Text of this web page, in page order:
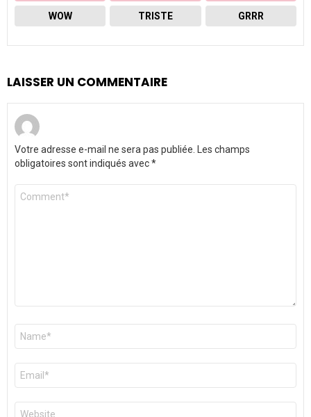
WOW TRISTE GRRR
LAISSER UN COMMENTAIRE
Votre adresse e-mail ne sera pas publiée.
Les champs
obligatoires sont indiqués avec*
Commentaire
Nom
E-
mail
*
Site